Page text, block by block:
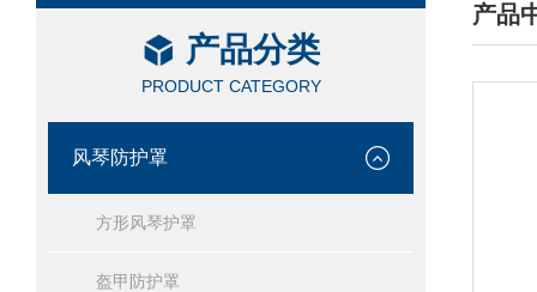
产品分类
PRODUCT CATEGORY
风琴防护罩
方形风琴护罩
盔甲防护罩
产品
/